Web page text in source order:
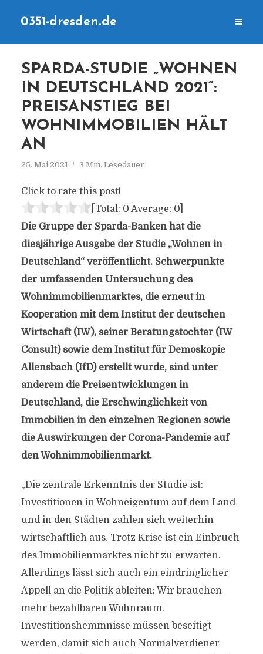
0351-dresden.de
SPARDA-STUDIE „WOHNEN
IN DEUTSCHLAND 2021“:
PREISANSTIEG BEI
WOHNIMMOBILIEN HÄLT
AN
25. Mai 2021 3 Min. Lesedauer
Click to rate this post!
[Total: 0 Average: 0]
Die Gruppe der Sparda-Banken hat die
diesjährige Ausgabe der Studie „Wohnen in
Deutschland“ veröffentlicht. Schwerpunkte
der umfassenden Untersuchung des
Wohnimmobilienmarktes, die erneut in
Kooperation mit dem Institut der deutschen
Wirtschaft (IW), seiner Beratungstochter (IW
Consult) sowie dem Institut für Demoskopie
Allensbach (IfD) erstellt wurde, sind unter
anderem die Preisentwicklungen in
Deutschland, die Erschwinglichkeit von
Immobilien in den einzelnen Regionen sowie
die Auswirkungen der Corona-Pandemie auf
den Wohnimmobilienmarkt.
„Die zentrale Erkenntnis der Studie ist:
Investitionen in Wohneigentum auf dem Land
und in den Städten zahlen sich weiterhin
wirtschaftlich aus. Trotz Krise ist ein Einbruch
des Immobilienmarktes nicht zu erwarten.
Allerdings lässt sich auch ein eindringlicher
Appell an die Politik ableiten: Wir brauchen
mehr bezahlbaren Wohnraum.
Investitionshemmnisse müssen beseitigt
werden, damit sich auch Normalverdiener